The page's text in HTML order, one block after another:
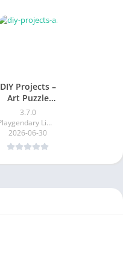
DIY Projects –
Art Puzzle
Game
3.7.0
Playgendary Limited
2026-06-30